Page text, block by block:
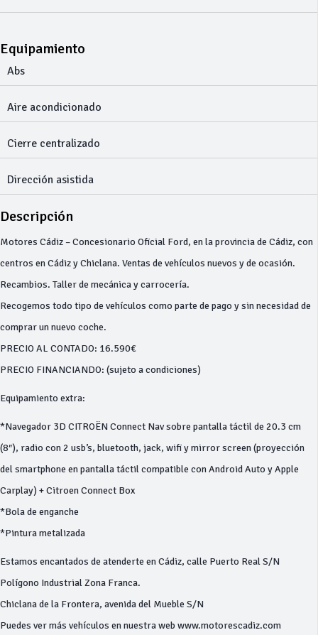
Equipamiento
Abs
Aire acondicionado
Cierre centralizado
Dirección asistida
Descripción
Motores Cádiz – Concesionario Oficial Ford, en la provincia de Cádiz, con
centros en Cádiz y Chiclana. Ventas de vehículos nuevos y de ocasión.
Recambios. Taller de mecánica y carrocería.
Recogemos todo tipo de vehículos como parte de pago y sin necesidad de
comprar un nuevo coche.
PRECIO AL CONTADO: 16.590€
PRECIO FINANCIANDO: (sujeto a condiciones)
Equipamiento extra:
*Navegador 3D CITROËN Connect Nav sobre pantalla táctil de 20.3 cm
(8″), radio con 2 usb’s, bluetooth, jack, wifi y mirror screen (proyección
del smartphone en pantalla táctil compatible con Android Auto y Apple
Carplay) + Citroen Connect Box
*Bola de enganche
*Pintura metalizada
Estamos encantados de atenderte en Cádiz, calle Puerto Real S/N
Polígono Industrial Zona Franca.
Chiclana de la Frontera, avenida del Mueble S/N
Puedes ver más vehículos en nuestra web www.motorescadiz.com